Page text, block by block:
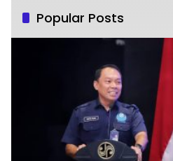
Popular Posts